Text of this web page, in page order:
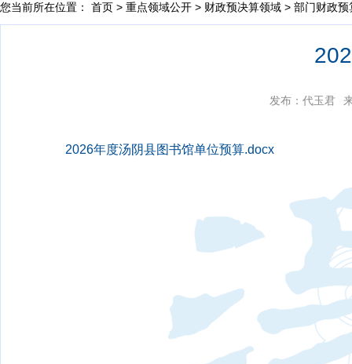
您当前所在位置： 首页 > 重点领域公开 > 财政预决算领域 > 部门财政预
发布：代玉君
2026年度汤阴县图书馆单位预算.docx